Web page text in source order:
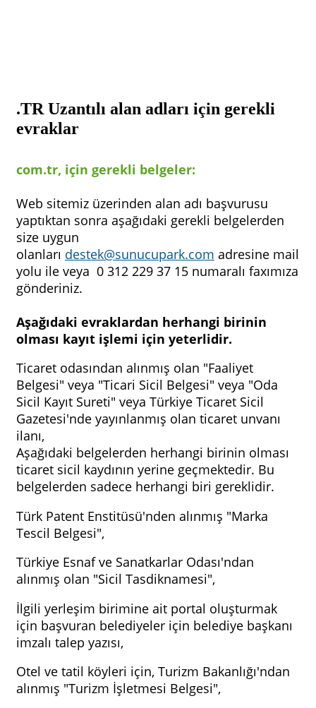
.TR Uzantılı alan adları için gerekli
evraklar
com.tr, için gerekli belgeler:
Web sitemiz üzerinden alan adı başvurusu
yaptıktan sonra aşağıdaki gerekli belgelerden
size uygun
olanları destek@sunucupark.com adresine mail
yolu ile veya 0 312 229 37 15 numaralı faxımıza
gönderiniz.
Aşağıdaki evraklardan herhangi birinin
olması kayıt işlemi için yeterlidir.
Ticaret odasından alınmış olan "Faaliyet
Belgesi" veya "Ticari Sicil Belgesi" veya "Oda
Sicil Kayıt Sureti" veya Türkiye Ticaret Sicil
Gazetesi'nde yayınlanmış olan ticaret unvanı
ilanı,
Aşağıdaki belgelerden herhangi birinin olması
ticaret sicil kaydının yerine geçmektedir. Bu
belgelerden sadece herhangi biri gereklidir.
Türk Patent Enstitüsü'nden alınmış "Marka
Tescil Belgesi",
Türkiye Esnaf ve Sanatkarlar Odası'ndan
alınmış olan "Sicil Tasdiknamesi",
İlgili yerleşim birimine ait portal oluşturmak
için başvuran belediyeler için belediye başkanı
imzalı talep yazısı,
Otel ve tatil köyleri için, Turizm Bakanlığı'ndan
alınmış "Turizm İşletmesi Belgesi",